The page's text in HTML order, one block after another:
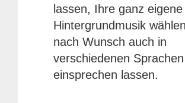
lassen, Ihre ganz eigene
Hintergrundmusik
nach Wunsch auch in
verschiedenen Sprachen
einsprechen lassen.